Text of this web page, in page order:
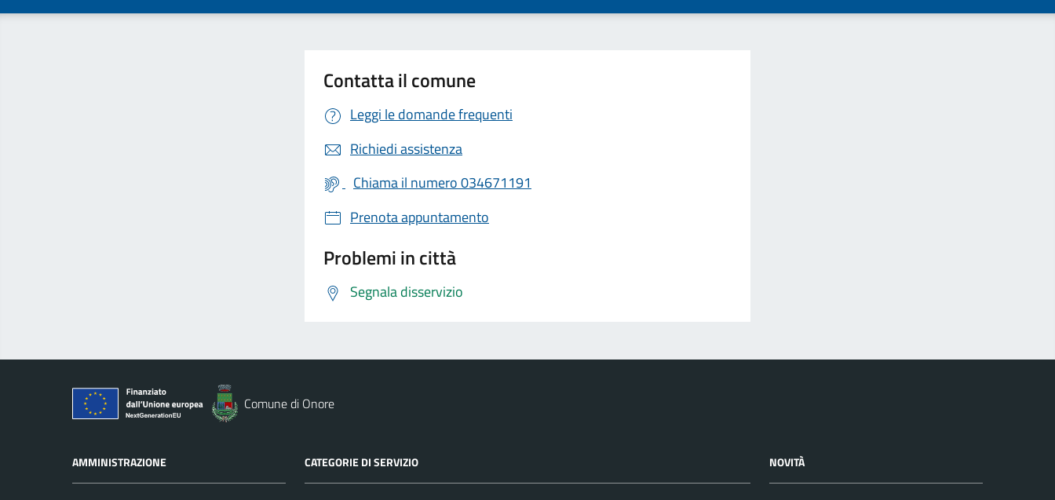
Contatta il comune
Leggi le domande frequenti
Richiedi assistenza
Chiama il numero 034671191
Prenota appuntamento
Problemi in città
Segnala disservizio
Comune di Onore
AMMINISTRAZIONE CATEGORIE DI SERVIZIO NOVITÀ